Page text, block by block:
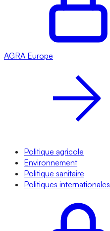
AGRA Europe
Politique agricole
Environnement
Politique sanitaire
Politiques internationales